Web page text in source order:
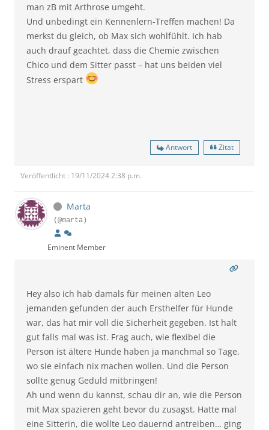
man zB mit Arthrose umgeht.
Und unbedingt ein Kennenlern-Treffen machen! Da
merkst du gleich, ob Max sich wohlfühlt. Ich hab
auch drauf geachtet, dass die Chemie zwischen
Chico und dem Sitter passt – hat uns beiden viel
Stress erspart
Antwort Zitat
Veröffentlicht : 19/11/2024 2:38 p.m.
Marta
(@marta)
Eminent Member
Hey also ich hab damals für meinen alten Leo
jemanden gefunden der auch Ersthelfer für Hunde
war, das hat mir voll die Sicherheit gegeben. Ist halt
gut falls mal was ist. Frag auch, wie flexibel die
Person ist ältere Hunde haben ja manchmal so Tage,
wo sie einfach nix machen wollen. Und die Person
sollte genug Geduld mitbringen!
Ah und wenn du kannst, schau dir an, wie die Person
mit Max spazieren geht bevor du zusagst. Hatte mal
eine Sitterin, die wollte Leo dauernd antreiben… ging